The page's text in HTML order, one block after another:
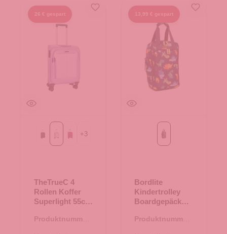
26 € gespart
BlackFliederberry
+3
TheTrueC 4
Rollen Koffer
Superlight 55cm
Flieder
Produktnummer:
13,99 € gespart
navy
Bordlite
Kindertrolley
Boardgepäck
navy
Produktnummer: